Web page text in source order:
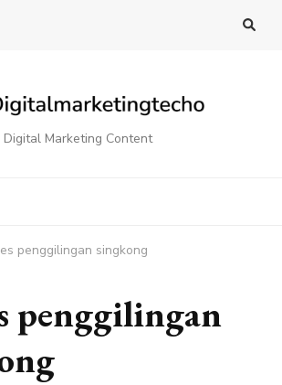
Digital Marketing Content
penggilingan singkong
penggilingan